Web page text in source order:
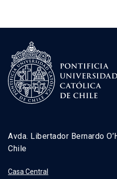
Avda. Libertador Bernardo
Chile
Casa Central